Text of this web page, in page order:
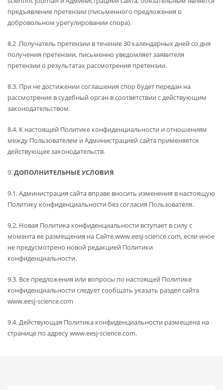
предъявление претензии (письменного предложения о
добровольном урегулировании спора).
8.2 .Получатель претензии в течение 30 календарных дней со дня
получения претензии, письменно уведомляет заявителя
претензии о результатах рассмотрения претензии.
8.3. При не достижении соглашения спор будет передан на
рассмотрение в судебный орган в соответствии с действующим
законодательством.
8.4. К настоящей Политике конфиденциальности и отношениям
между Пользователем и Администрацией сайта применяется
действующее законодательств.
9.ДОПОЛНИТЕЛЬНЫЕ УСЛОВИЯ
9.1. Администрация сайта вправе вносить изменения в настоящую
Политику конфиденциальности без согласия Пользователя.
9.2. Новая Политика конфиденциальности вступает в силу с
момента ее размещения на Сайте www.eesj-science.com, если иное
не предусмотрено новой редакцией Политики
конфиденциальности.
9.3. Все предложения или вопросы по настоящей Политике
конфиденциальности следует сообщать указать раздел сайта
www.eesj-science.com
9.4. Действующая Политика конфиденциальности размещена на
странице по адресу www.eesj-science.com.